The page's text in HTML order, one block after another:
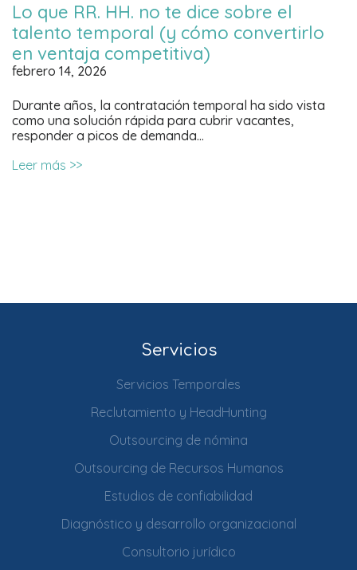
Lo que RR. HH. no te dice sobre el
talento temporal (y cómo convertirlo
en ventaja competitiva)
febrero 14, 2026
Durante años, la contratación temporal ha sido vista
como una solución rápida para cubrir vacantes,
responder a picos de demanda…
Leer más >>
Servicios
Servicios Temporales
Reclutamiento y HeadHunting
Outsourcing de nómina
Outsourcing de Recursos Humanos
Estudios de confiabilidad
Diagnóstico y desarrollo organizacional
Consultorio jurídico